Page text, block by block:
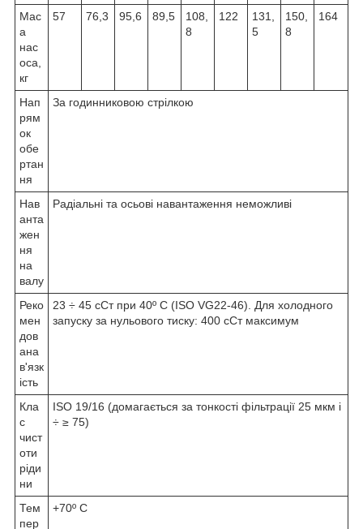
Мас
а
нас
оса,
кг
57 76,3 95,6 89,5
108,
8
122
131,
5
150,
8
164
Нап
рям
ок
обе
ртан
ня
За годинниковою стрілкою
Нав
анта
жен
ня
на
валу
Радіальні та осьові навантаження неможливі
Реко
мен
дов
ана
в'язк
ість
23 ÷ 45 сСт при 40º С (ISO VG22-46). Для холодного
запуску за нульового тиску: 400 сСт максимум
Кла
с
чист
оти
ріди
ни
ISO 19/16 (домагається за тонкості фільтрації 25 мкм і
÷ ≥ 75)
Тем
пер
+70º C